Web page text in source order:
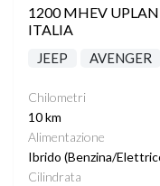
1200 MHEV
ITALIA
JEEP AVENGER
Chilometri
10 km
Alimentazione
Ibrido (Benzina/
Cilindrata